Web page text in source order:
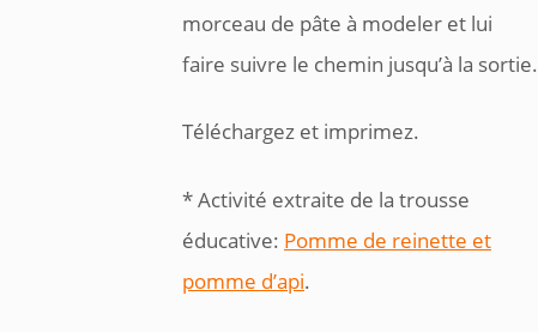
morceau de pâte à modeler et lui
faire suivre le chemin jusqu’à la sortie.
Téléchargez et imprimez.
* Activité extraite de la trousse
éducative: Pomme de reinette et
pomme d’api.